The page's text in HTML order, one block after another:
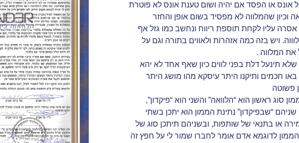
אונס או הפסד אם יהיה ושום טענת אונס לא פוטרת
וכיון שהמלווה לא מפסיד בשום אופן והחזר
עליו לקחת תוספת ריווח ונחשב כמו גזל אף
ויש בזה כמה אזהרות ולאווים בתורה וגם על
את המלווה .
תינעל דלת בפני לווים כיון שאף אחד לא יהא
באו חכמים ותיקנו היתר עיסקא מהו מושג היתר
פשוטה
סוג ראשון הוא “הלוואה” והשני הוא “פיקדון”,
“שבפיקדון” נתינת הממון הוא יתכן בשתי
או בתנאי של שותפות, ובשניהם תיתכן סוג של
הממון לדוגמא אדם אומר לחברו שמור לי על חפץ זה